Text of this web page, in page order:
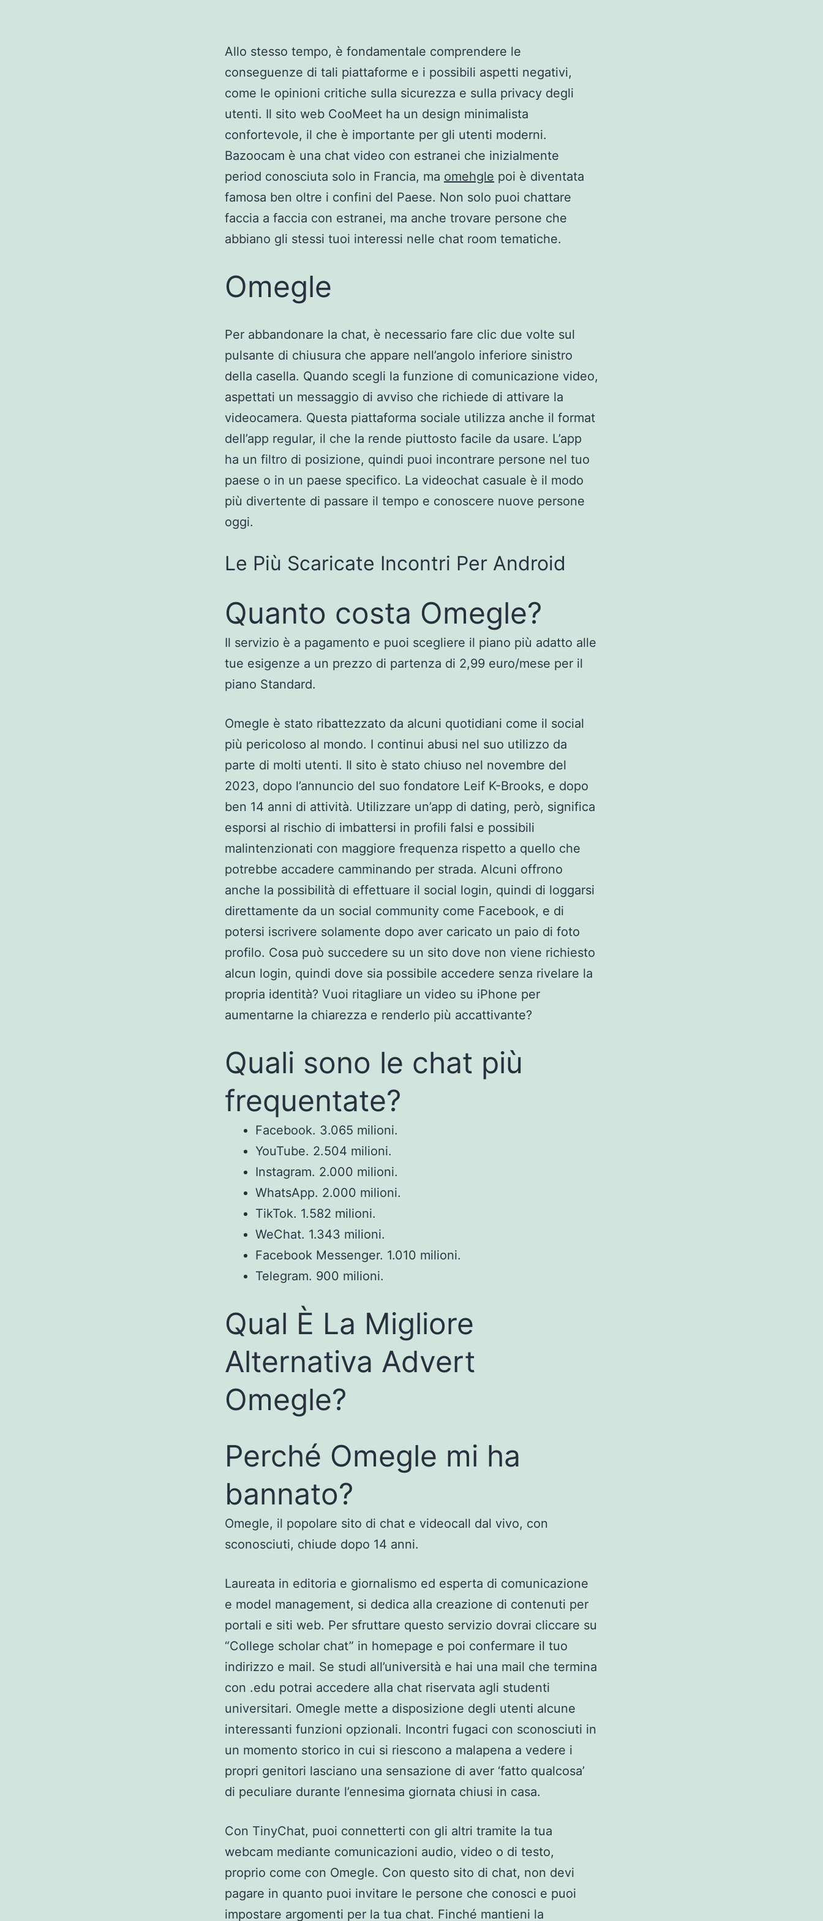
Allo stesso tempo, è fondamentale comprendere le
conseguenze di tali piattaforme e i possibili aspetti negativi,
come le opinioni critiche sulla sicurezza e sulla privacy degli
utenti. Il sito web CooMeet ha un design minimalista
confortevole, il che è importante per gli utenti moderni.
Bazoocam è una chat video con estranei che inizialmente
period conosciuta solo in Francia, ma omehgle poi è diventata
famosa ben oltre i confini del Paese. Non solo puoi chattare
faccia a faccia con estranei, ma anche trovare persone che
abbiano gli stessi tuoi interessi nelle chat room tematiche.
Omegle
Per abbandonare la chat, è necessario fare clic due volte sul
pulsante di chiusura che appare nell’angolo inferiore sinistro
della casella. Quando scegli la funzione di comunicazione video,
aspettati un messaggio di avviso che richiede di attivare la
videocamera. Questa piattaforma sociale utilizza anche il format
dell’app regular, il che la rende piuttosto facile da usare. L’app
ha un filtro di posizione, quindi puoi incontrare persone nel tuo
paese o in un paese specifico. La videochat casuale è il modo
più divertente di passare il tempo e conoscere nuove persone
oggi.
Le Più Scaricate Incontri Per Android
Quanto costa Omegle?
Il servizio è a pagamento e puoi scegliere il piano più adatto alle
tue esigenze a un prezzo di partenza di 2,99 euro/mese per il
piano Standard.
Omegle è stato ribattezzato da alcuni quotidiani come il social
più pericoloso al mondo. I continui abusi nel suo utilizzo da
parte di molti utenti. Il sito è stato chiuso nel novembre del
2023, dopo l’annuncio del suo fondatore Leif K-Brooks, e dopo
ben 14 anni di attività. Utilizzare un’app di dating, però, significa
esporsi al rischio di imbattersi in profili falsi e possibili
malintenzionati con maggiore frequenza rispetto a quello che
potrebbe accadere camminando per strada. Alcuni offrono
anche la possibilità di effettuare il social login, quindi di loggarsi
direttamente da un social community come Facebook, e di
potersi iscrivere solamente dopo aver caricato un paio di foto
profilo. Cosa può succedere su un sito dove non viene richiesto
alcun login, quindi dove sia possibile accedere senza rivelare la
propria identità? Vuoi ritagliare un video su iPhone per
aumentarne la chiarezza e renderlo più accattivante?
Quali sono le chat più
frequentate?
Facebook. 3.065 milioni.
YouTube. 2.504 milioni.
Instagram. 2.000 milioni.
WhatsApp. 2.000 milioni.
TikTok. 1.582 milioni.
WeChat. 1.343 milioni.
Facebook Messenger. 1.010 milioni.
Telegram. 900 milioni.
Qual È La Migliore
Alternativa Advert
Omegle?
Perché Omegle mi ha
bannato?
Omegle, il popolare sito di chat e videocall dal vivo, con
sconosciuti, chiude dopo 14 anni.
Laureata in editoria e giornalismo ed esperta di comunicazione
e model management, si dedica alla creazione di contenuti per
portali e siti web. Per sfruttare questo servizio dovrai cliccare su
“College scholar chat” in homepage e poi confermare il tuo
indirizzo e mail. Se studi all’università e hai una mail che termina
con .edu potrai accedere alla chat riservata agli studenti
universitari. Omegle mette a disposizione degli utenti alcune
interessanti funzioni opzionali. Incontri fugaci con sconosciuti in
un momento storico in cui si riescono a malapena a vedere i
propri genitori lasciano una sensazione di aver ‘fatto qualcosa’
di peculiare durante l’ennesima giornata chiusi in casa.
Con TinyChat, puoi connetterti con gli altri tramite la tua
webcam mediante comunicazioni audio, video o di testo,
proprio come con Omegle. Con questo sito di chat, non devi
pagare in quanto puoi invitare le persone che conosci e puoi
impostare argomenti per la tua chat. Finché mantieni la